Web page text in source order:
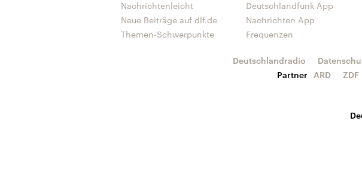
Nachrichtenleicht
Neue Beiträge auf dlf.de
Themen-Schwerpunkte
Deutschlandfunk App
Nachrichten App
Frequenzen
Deutschlandradio
Partner
ARD ZDF